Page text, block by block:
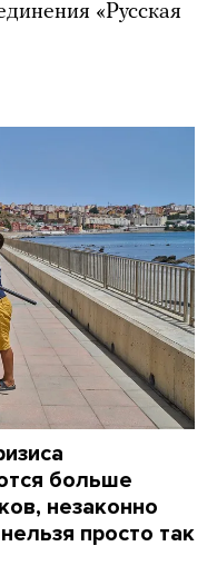
«Русская
больше
незаконно
просто так